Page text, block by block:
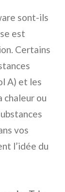
sont-ils
est
Certains
A) et les
chaleur ou
vos
l’idée du